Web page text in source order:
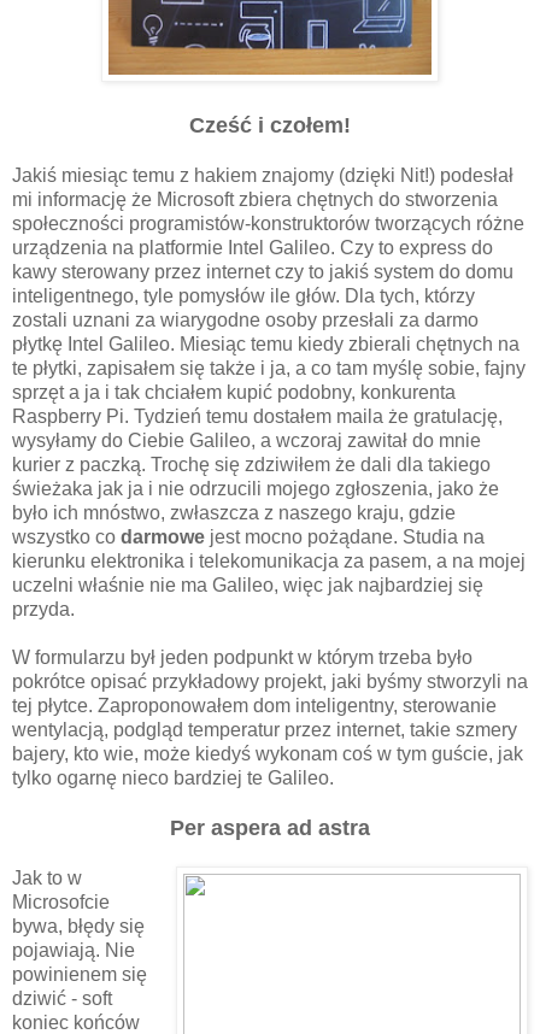
Cześć i czołem!
Jakiś miesiąc temu z hakiem znajomy (dzięki Nit!) podesłał
mi informację że Microsoft zbiera chętnych do stworzenia
społeczności programistów-konstruktorów tworzących różne
urządzenia na platformie Intel Galileo. Czy to express do
kawy sterowany przez internet czy to jakiś system do domu
inteligentnego, tyle pomysłów ile głów. Dla tych, którzy
zostali uznani za wiarygodne osoby przesłali za darmo
płytkę Intel Galileo. Miesiąc temu kiedy zbierali chętnych na
te płytki, zapisałem się także i ja, a co tam myślę sobie, fajny
sprzęt a ja i tak chciałem kupić podobny, konkurenta
Raspberry Pi. Tydzień temu dostałem maila że gratulację,
wysyłamy do Ciebie Galileo, a wczoraj zawitał do mnie
kurier z paczką. Trochę się zdziwiłem że dali dla takiego
świeżaka jak ja i nie odrzucili mojego zgłoszenia, jako że
było ich mnóstwo, zwłaszcza z naszego kraju, gdzie
wszystko co darmowe jest mocno pożądane. Studia na
kierunku elektronika i telekomunikacja za pasem, a na mojej
uczelni właśnie nie ma Galileo, więc jak najbardziej się
przyda.
W formularzu był jeden podpunkt w którym trzeba było
pokrótce opisać przykładowy projekt, jaki byśmy stworzyli na
tej płytce. Zaproponowałem dom inteligentny, sterowanie
wentylacją, podgląd temperatur przez internet, takie szmery
bajery, kto wie, może kiedyś wykonam coś w tym guście, jak
tylko ogarnę nieco bardziej te Galileo.
Per aspera ad astra
Jak to w
Microsofcie
bywa, błędy się
pojawiają. Nie
powinienem się
dziwić - soft
koniec końców